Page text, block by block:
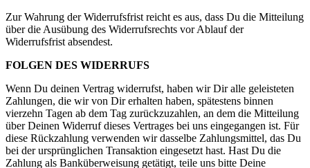
Zur Wahrung der Widerrufsfrist reicht es aus, dass Du die Mitteilung
über die Ausübung des Widerrufsrechts vor Ablauf der
Widerrufsfrist absendest.
FOLGEN DES WIDERRUFS
Wenn Du deinen Vertrag widerrufst, haben wir Dir alle geleisteten
Zahlungen, die wir von Dir erhalten haben, spätestens binnen
vierzehn Tagen ab dem Tag zurückzuzahlen, an dem die Mitteilung
über Deinen Widerruf dieses Vertrages bei uns eingegangen ist. Für
diese Rückzahlung verwenden wir dasselbe Zahlungsmittel, das Du
bei der ursprünglichen Transaktion eingesetzt hast. Hast Du die
Zahlung als Banküberweisung getätigt, teile uns bitte Deine